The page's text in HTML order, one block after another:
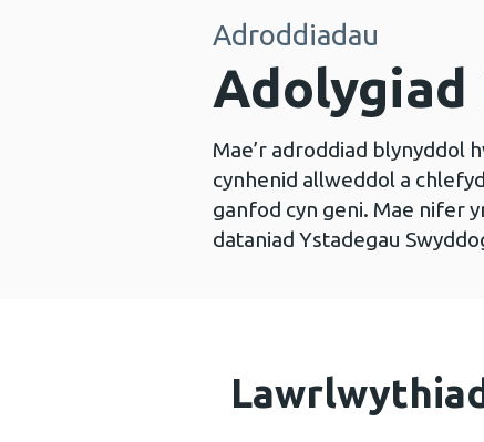
Adroddiadau
Adolygiad
Mae’r adroddiad blynyddol
cynhenid allweddol a
ganfod cyn geni. Mae nifer
dataniad Ystadegau